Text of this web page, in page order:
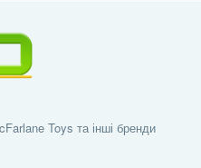
Toys та інші бренди